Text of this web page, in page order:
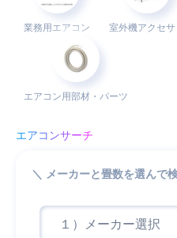
業務用 エアコン 室外機アクセサ
エアコン用部材・パーツ
エアコンサーチ
＼ メーカーと畳数を選んで